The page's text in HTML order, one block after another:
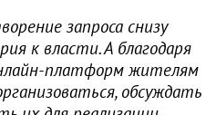
запроса снизу
к власти. А благодаря
платформ жителям
обсуждать